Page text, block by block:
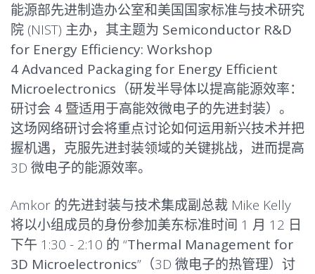
能源部先进制造办公室和美国国家标准与技术研究
院 (NIST) 主办，其主题为 Semiconductor R&D
for Energy Efficiency: Workshop
4 Advanced Packaging for Energy Efficient
Microelectronics（研发半导体以提高能源效率：
研讨会 4 暨适用于高能效微电子的先进封装） 。
这场网络研讨会将重点讨论如何运用新兴技术并把
握机遇，克服先进封装领域的关键挑战，进而提高
3D 微电子的能源效率。
Amkor 的先进封装与技术集成副总裁 Mike Kelly
将以小组成员的身份参加美东标准时间 1 月 12 日
下午 1:30 - 2:10 的 “Thermal Management for
3D Microelectronics”（3D 微电子的热管理）讨